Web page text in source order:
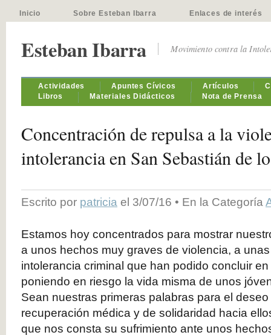
Inicio Sobre Esteban Ibarra Enlaces de interés
Esteban Ibarra Movimiento contra la
Actividades Apuntes Cívicos Artículos
Libros
Materiales Didácticos Nota de Prensa
Concentración de repulsa a la
intolerancia en San Sebastián de
Escrito por patricia el 3/07/16 • En la Categoría
Estamos hoy concentrados para mostrar
a unos hechos muy graves de violencia, a
intolerancia criminal que han podido concluir
poniendo en riesgo la vida misma de unos
Sean nuestras primeras palabras para el
recuperación médica y de solidaridad hacia
que nos consta su sufrimiento ante unos